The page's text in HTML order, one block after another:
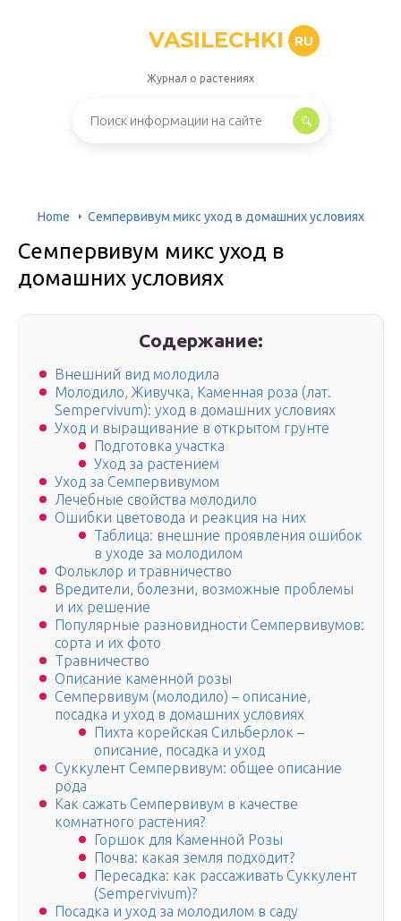
VASILECHKI RU
Журнал о растениях
Home Семпервивум микс уход в домашних условиях
Семпервивум микс уход в
домашних условиях
Содержание:
Внешний вид молодила
Молодило, Живучка, Каменная роза (лат.
Sempervivum): уход в домашних условиях
Уход и выращивание в открытом грунте
Подготовка участка
Уход за растением
Уход за Семпервивумом
Лечебные свойства молодило
Ошибки цветовода и реакция на них
Таблица: внешние проявления ошибок
в уходе за молодилом
Фольклор и травничество
Вредители, болезни, возможные проблемы
и их решение
Популярные разновидности Семпервивумов:
сорта и их фото
Травничество
Описание каменной розы
Семпервивум (молодило) – описание,
посадка и уход в домашних условиях
Пихта корейская Сильберлок –
описание, посадка и уход
Суккулент Семпервивум: общее описание
рода
Как сажать Семпервивум в качестве
комнатного растения?
Горшок для Каменной Розы
Почва: какая земля подходит?
Пересадка: как рассаживать Суккулент
(Sempervivum)?
Посадка и уход за молодилом в саду